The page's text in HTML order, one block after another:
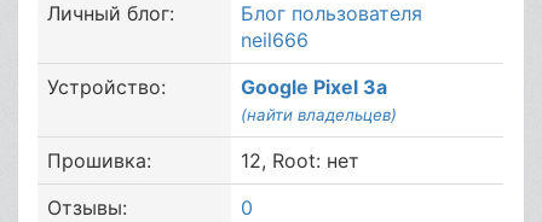
Личный блог:
Блог пользователя
neil666
Устройство:
Google Pixel 3a
(найти владельцев)
Прошивка:
12, Root: нет
Отзывы:
0